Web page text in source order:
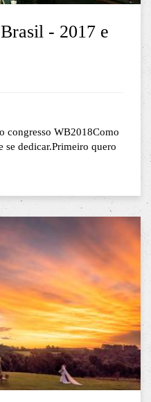
- 2017 e
WB2018Como
se dedicar.Primeiro quero